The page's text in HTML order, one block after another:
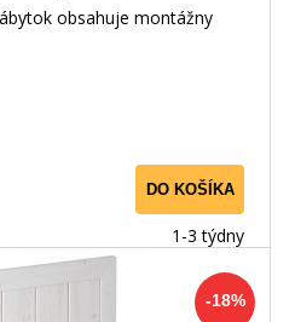
obsahuje montážny
DO KOŠÍKA
1-3 týdny
-18%